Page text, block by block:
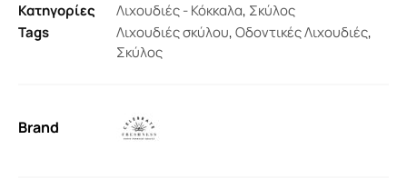
Κατηγορίες
Λιχουδιές - Κόκκαλα, Σκύλος
Tags
Λιχουδιές σκύλου,Οδοντικές Λιχουδιές,
Σκύλος
Brand